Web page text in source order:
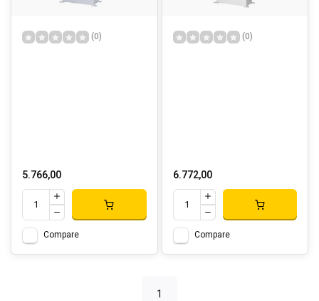
(0)
5.766,00
Compare
(0)
6.772,00
Compare
1